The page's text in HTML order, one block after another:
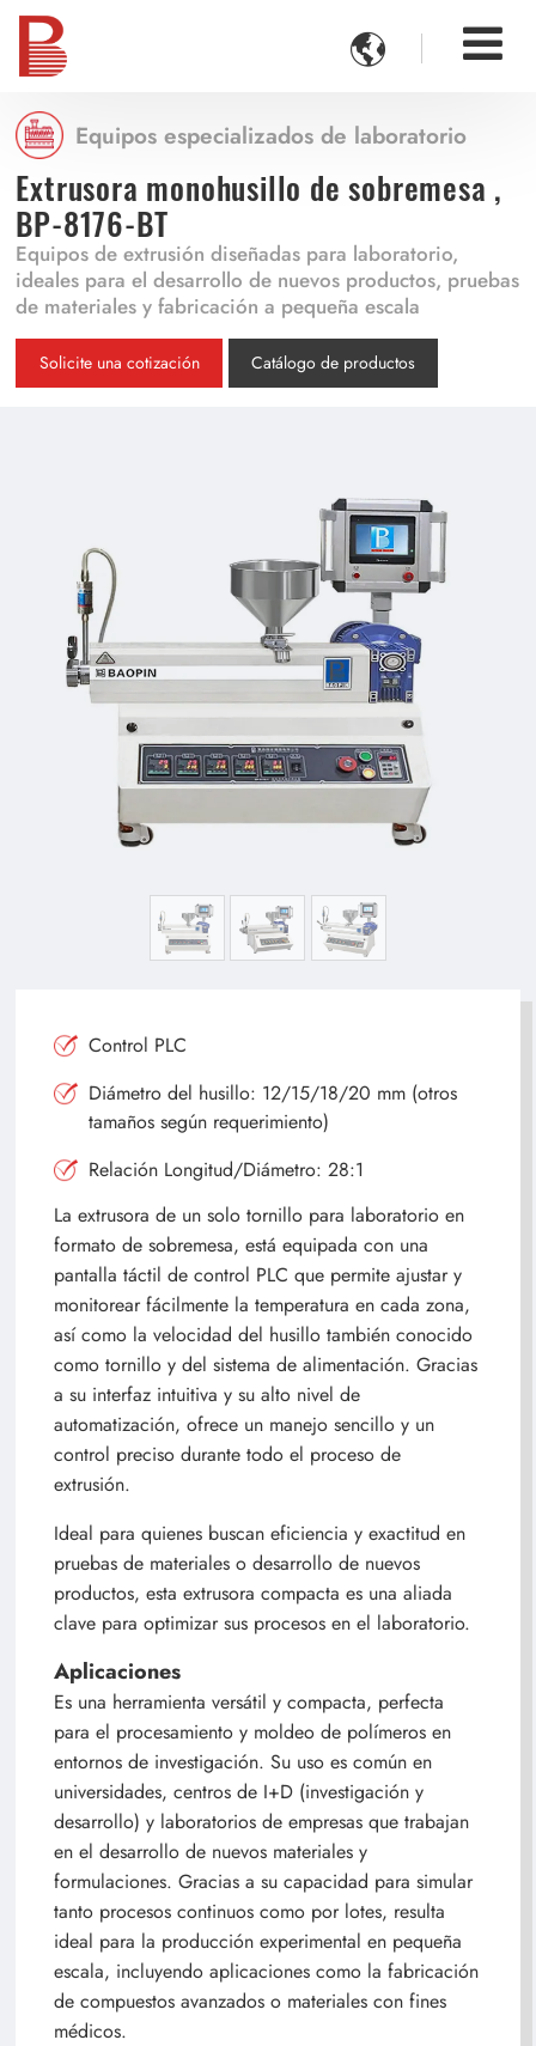

Equipos especializados de laboratorio
Extrusora monohusillo de sobremesa ,
BP-8176-BT
Equipos de extrusión diseñadas para laboratorio,
ideales para el desarrollo de nuevos productos, pruebas
de materiales y fabricación a pequeña escala
Solicite una cotización Catálogo de productos
Control PLC
Diámetro del husillo: 12/15/18/20 mm (otros
tamaños según requerimiento)
Relación Longitud/Diámetro: 28:1
La extrusora de un solo tornillo para laboratorio en
formato de sobremesa, está equipada con una
pantalla táctil de control PLC que permite ajustar y
monitorear fácilmente la temperatura en cada zona,
así como la velocidad del husillo también conocido
como tornillo y del sistema de alimentación. Gracias
a su interfaz intuitiva y su alto nivel de
automatización, ofrece un manejo sencillo y un
control preciso durante todo el proceso de
extrusión.
Ideal para quienes buscan eficiencia y exactitud en
pruebas de materiales o desarrollo de nuevos
productos, esta extrusora compacta es una aliada
clave para optimizar sus procesos en el laboratorio.
Aplicaciones
Es una herramienta versátil y compacta, perfecta
para el procesamiento y moldeo de polímeros en
entornos de investigación. Su uso es común en
universidades, centros de I+D (investigación y
desarrollo) y laboratorios de empresas que trabajan
en el desarrollo de nuevos materiales y
formulaciones. Gracias a su capacidad para simular
tanto procesos continuos como por lotes, resulta
ideal para la producción experimental en pequeña
escala, incluyendo aplicaciones como la fabricación
de compuestos avanzados o materiales con fines
médicos.